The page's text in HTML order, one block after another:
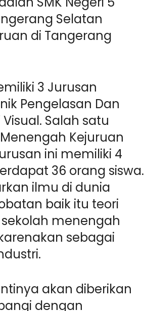
Selatan
di Tangerang
3 Jurusan
Pengelasan Dan
Salah satu
Kejuruan
ini memiliki 4
36 orang siswa.
ilmu di dunia
baik itu teori
menengah
sebagai
akan diberikan
dengan